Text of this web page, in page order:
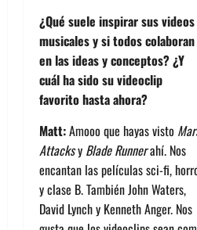
¿Qué suele inspirar sus videos
musicales y si todos colaboran
en las ideas y conceptos? ¿Y
cuál ha sido su videoclip
favorito hasta ahora?
Matt:Amooo que hayas visto
Attacksy Blade Runnerahí. Nos
encantan las películas sci-fi,
y clase B. También John Waters,
David Lynch y Kenneth Anger. Nos